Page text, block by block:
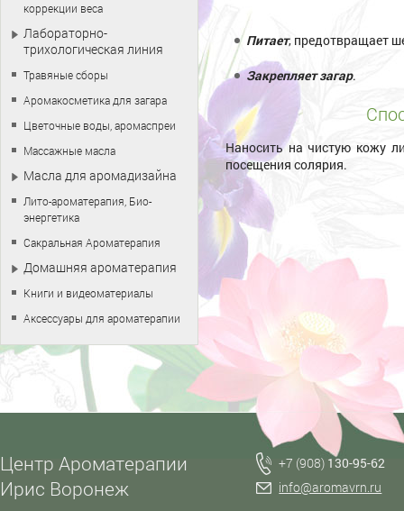
Питает, предотвращает
Закрепляет загар.
Наносить на чистую кожу
посещения солярия.
коррекции веса
Лабораторно-
трихологическая линия
Травяные сборы
Аромакосметика для загара
Цветочные воды, аромаспреи
Массажные масла
Масла для аромадизайна
Лито-ароматерапия, Био-
энергетика
Сакральная Ароматерапия
Домашняя ароматерапия
Книги и видеоматериалы
Аксессуары для ароматерапии
Центр Ароматерапии
Ирис Воронеж
+7 (908) 130-95-62
info@aromavrn.ru